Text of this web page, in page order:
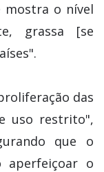
mostra o nível
grassa [se
das
uso restrito",
que o
aperfeiçoar o